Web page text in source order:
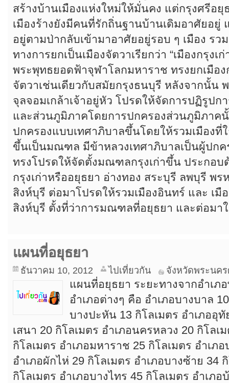
สร้างบ้านเมืองแห่งใหม่ให้มั่นคง แต่กรุงศรีอยุ
เมืองร้างยังมีคนที่รักถิ่นฐานบ้านเดิมอาศัยอยู่
อยู่ตามป่ากลับเข้ามาอาศัยอยู่รอบ ๆ เมือง รว
ทางการยกเป็นเมืองจัตวาเรียกว่า “เมืองกรุงเ
พระพุทธยอดฟ้าจุฬาโลกมหาราช ทรงยกเมือง
จัตวาเช่นเดียวกับสมัยกรุงธนบุรี หลังจากนั้น
จุลจอมเกล้าเจ้าอยู่หัว โปรดให้จัดการปฏิรูปก
และส่วนภูมิภาคโดยการปกครองส่วนภูมิภาค
ปกครองแบบเทศาภิบาลขึ้นโดยให้รวมเมืองที่ใ
ขึ้นเป็นมณฑล มีข้าหลวงเทศาภิบาลเป็นผู้ปกค
ทรงโปรดให้จัดตั้งมณฑลกรุงเก่าขึ้น ประกอบ
กรุงเก่าหรืออยุธยา อ่างทอง สระบุรี ลพบุรี พ
สิงห์บุรี ต่อมาโปรดให้รวมเมืองอินทร์ และ เมื
สิงห์บุรี ตั้งที่ว่าการมณฑลที่อยุธยา และต่อมา
แผนที่อยุธยา
ธันวาคม 10, 2012 ไปเที่ยวกัน จังหวัดพระนค
แผนที่อยุธยา ระยะทางจากอำเภ
อำเภอต่างๆ คือ อำเภอบางบาล
บางปะหัน 13 กิโลเมตร อำเภออุทั
เสนา 20 กิโลเมตร อำเภอนครหลวง 20 กิโลเ
กิโลเมตร อำเภอมหาราช 25 กิโลเมตร อำเภ
อำเภอผักไห่ 29 กิโลเมตร อำเภอบางซ้าย 34
กิโลเมตร อำเภอบางไทร 45 กิโลเมตร อำเภ